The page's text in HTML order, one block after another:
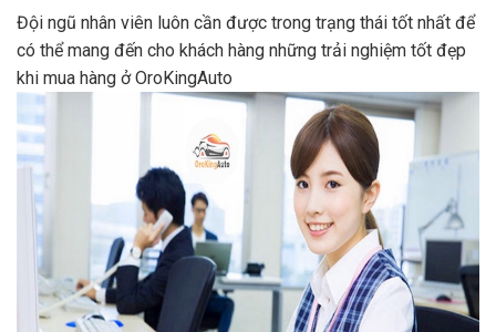
Đội ngũ nhân viên luôn cần được trong trạng thái tốt nhất để
có thể mang đến cho khách hàng những trải nghiệm tốt đẹp
khi mua hàng ở OroKingAuto